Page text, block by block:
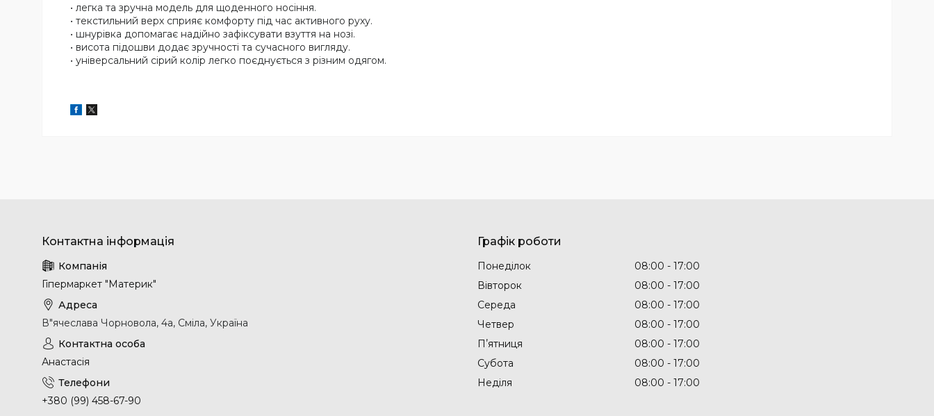
• легка та зручна модель для щоденного носіння.
• текстильний верх сприяє комфорту під час активного руху.
• шнурівка допомагає надійно зафіксувати взуття на нозі.
• висота підошви додає зручності та сучасного вигляду.
• універсальний сірий колір легко поєднується з різним одягом.
Гіпермаркет "Материк"
В"ячеслава Чорновола, 4а, Сміла, Україна
Анастасія
+380 (99) 458-67-90
Графік роботи
Понеділок 08:00
17:00
Вівторок
08:00
17:00
Середа
08:00
17:00
Четвер
08:00
17:00
Пʼятниця
08:00
17:00
Субота
08:00
17:00
Неділя
08:00 17:00